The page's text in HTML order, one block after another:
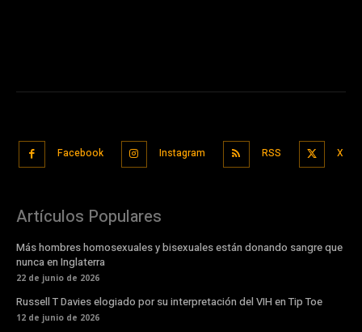
Facebook Instagram RSS X
Artículos Populares
Más hombres homosexuales y bisexuales están donando sangre que
nunca en Inglaterra
22 de junio de 2026
Russell T Davies elogiado por su interpretación del VIH en Tip Toe
12 de junio de 2026